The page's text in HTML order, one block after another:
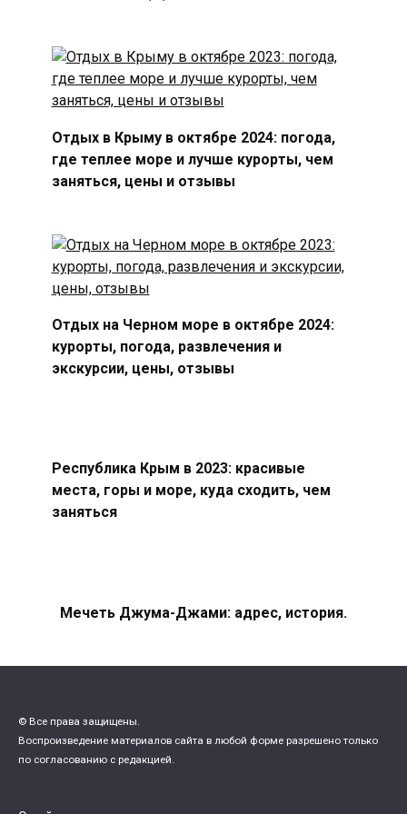
Отдых в Крыму в октябре 2024: погода,
где теплее море и лучше курорты, чем
заняться, цены и отзывы
Отдых на Черном море в октябре 2024:
курорты, погода, развлечения и
экскурсии, цены, отзывы
Республика Крым в 2023: красивые
места, горы и море, куда сходить, чем
заняться
Мечеть Джума-Джами: адрес, история.
© Все права защищены.
Воспроизведение материалов сайта в любой форме разрешено только
по согласованию с редакцией.